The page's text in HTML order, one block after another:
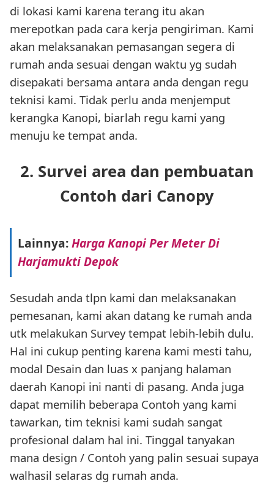
di lokasi kami karena terang itu akan
merepotkan pada cara kerja pengiriman. Kami
akan melaksanakan pemasangan segera di
rumah anda sesuai dengan waktu yg sudah
disepakati bersama antara anda dengan regu
teknisi kami. Tidak perlu anda menjemput
kerangka Kanopi, biarlah regu kami yang
menuju ke tempat anda.
2. Survei area dan pembuatan
Contoh dari Canopy
Lainnya:Harga Kanopi Per Meter Di
Harjamukti Depok
Sesudah anda tlpn kami dan melaksanakan
pemesanan, kami akan datang ke rumah anda
utk melakukan Survey tempat lebih-lebih dulu.
Hal ini cukup penting karena kami mesti tahu,
modal Desain dan luas x panjang halaman
daerah Kanopi ini nanti di pasang. Anda juga
dapat memilih beberapa Contoh yang kami
tawarkan, tim teknisi kami sudah sangat
profesional dalam hal ini. Tinggal tanyakan
mana design / Contoh yang palin sesuai supaya
walhasil selaras dg rumah anda.